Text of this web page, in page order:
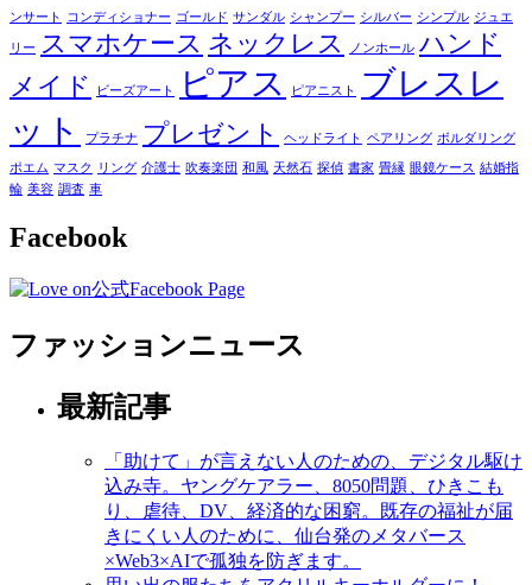
ンサート コンディショナー ゴールド サンダル シャンプー シルバー シンプル ジュエ
リー スマホケース ネックレス ノンホール ハンド
メイド
ビーズアート ピアス ピアニスト
ブレスレ
ット
プラチナ プレゼント ヘッドライト ペアリング ボルダリング
ポエム マスク リング 介護士 吹奏楽団 和風 天然石 探偵 書家 畳縁 眼鏡ケース 結婚指
輪 美容 調査 車
Facebook
ファッションニュース
最新記事
「助けて」が言えない人のための、デジタル駆け
込み寺。ヤングケアラー、8050問題、ひきこも
り、虐待、DV、経済的な困窮。既存の福祉が届
きにくい人のために、仙台発のメタバース
×Web3×AIで孤独を防ぎます。